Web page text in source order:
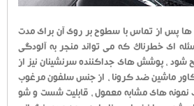
پس از تماس با سطوح بر روی آن برای مدت
ای خطرناک که می تواند منجر به آلودگی
شود ، پوشش های جداکننده سرنشینان نیز از
کاور ماشین ضد کرونا ، از جنس سلفون مرغوب
نمونه های مشابه معمول ، قابلیت شست و شو